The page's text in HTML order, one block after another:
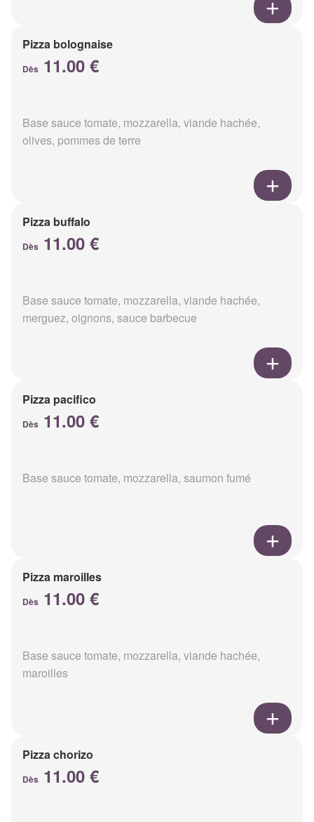
Pizza bolognaise
Dès 11.00 €
Base sauce tomate, mozzarella, viande hachée,
olives, pommes de terre
Pizza buffalo
Dès 11.00 €
Base sauce tomate, mozzarella, viande hachée,
merguez, oignons, sauce barbecue
Pizza pacifico
Dès 11.00 €
Base sauce tomate, mozzarella, saumon fumé
Pizza maroilles
Dès 11.00 €
Base sauce tomate, mozzarella, viande hachée,
maroilles
Pizza chorizo
Dès 11.00 €